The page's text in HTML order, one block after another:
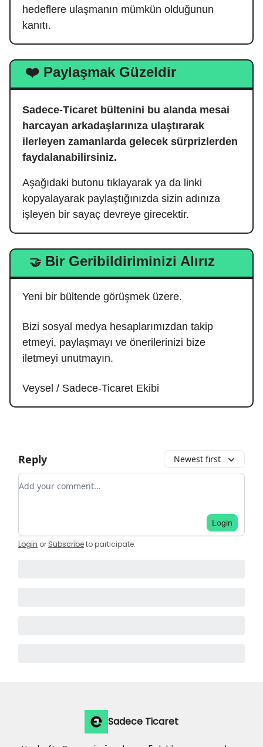
hedeflere ulaşmanın mümkün olduğunun
kanıtı.
❤️ Paylaşmak Güzeldir
Sadece-Ticaret bültenini bu alanda mesai
harcayan arkadaşlarınıza ulaştırarak
ilerleyen zamanlarda gelecek sürprizlerden
faydalanabilirsiniz.
Aşağıdaki butonu tıklayarak ya da linki
kopyalayarak paylaştığınızda sizin adınıza
işleyen bir sayaç devreye girecektir.
🤝 Bir Geribildiriminizi Alırız
Yeni bir bültende görüşmek üzere.
Bizi sosyal medya hesaplarımızdan takip
etmeyi, paylaşmayı ve önerilerinizi bize
iletmeyi unutmayın.
Veysel / Sadece-Ticaret Ekibi
Reply Newest first
Add your comment
Login
Login or Subscribeto participate.
Sadece Ticaret